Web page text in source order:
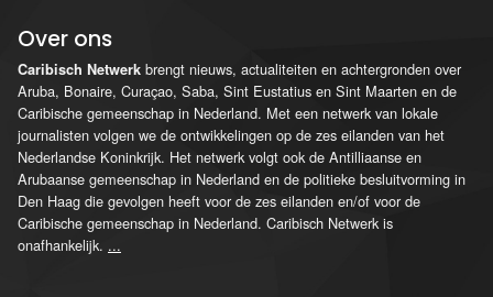
Over ons
Caribisch Netwerk brengt nieuws, actualiteiten en achtergronden over
Aruba, Bonaire, Curaçao, Saba, Sint Eustatius en Sint Maarten en de
Caribische gemeenschap in Nederland. Met een netwerk van lokale
journalisten volgen we de ontwikkelingen op de zes eilanden van het
Nederlandse Koninkrijk. Het netwerk volgt ook de Antilliaanse en
Arubaanse gemeenschap in Nederland en de politieke besluitvorming in
Den Haag die gevolgen heeft voor de zes eilanden en/of voor de
Caribische gemeenschap in Nederland. Caribisch Netwerk is
onafhankelijk. ...